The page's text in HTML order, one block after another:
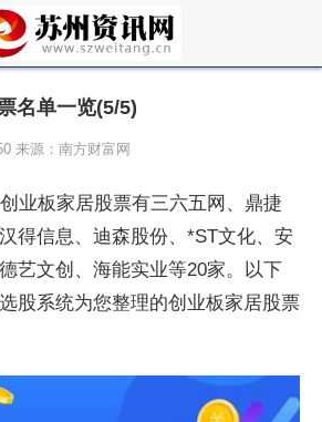
名单一览(5/5)
来源：南方财富网
业板家居股票有三六五网、鼎捷
得信息、迪森股份、*ST文化、安
艺文创、海能实业等20家。以下
股系统为您整理的创业板家居股票